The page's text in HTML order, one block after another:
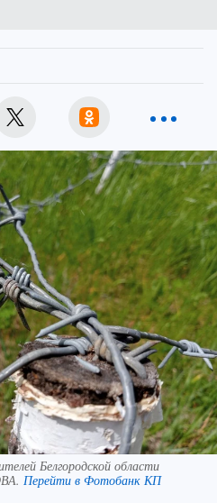
Белгородской области
Перейти в Фотобанк КП